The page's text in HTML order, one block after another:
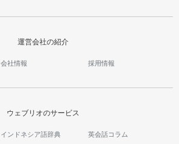
運営会社の紹介
会社情報 採用情報
ウェブリオのサービス
インドネシア語辞典 英会話コラム